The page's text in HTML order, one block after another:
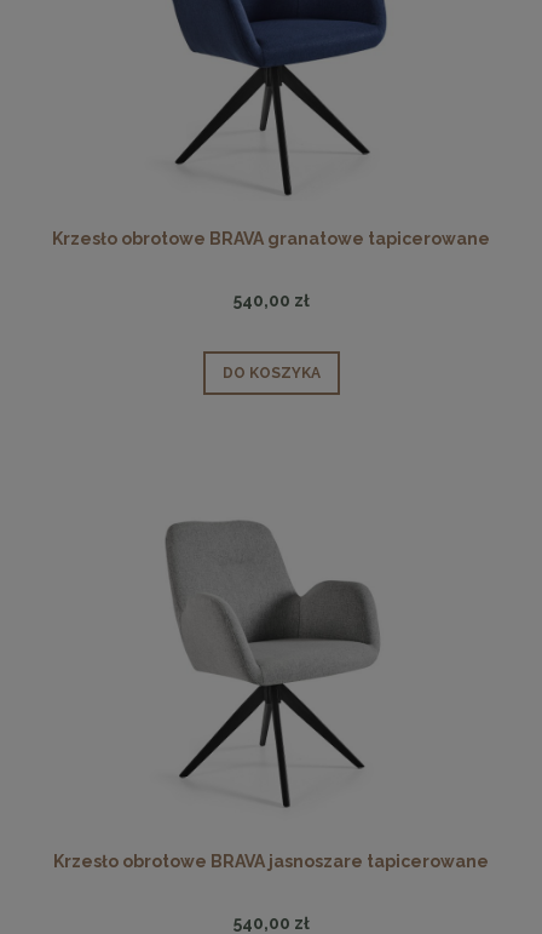
Krzesło obrotowe BRAVA granatowe tapicerowane
540,00 zł
DO KOSZYKA
Krzesło obrotowe BRAVA jasnoszare tapicerowane
540,00 zł